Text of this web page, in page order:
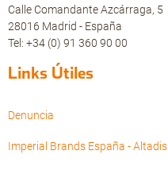
Calle Comandante Azcárraga, 5
28016 Madrid - España
Tel: +34 (0) 91 360 90 00
Links Útiles
Denuncia
Imperial Brands España - Altadis